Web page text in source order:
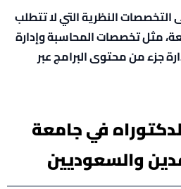
النظرية التي لا تتطلب
مثل تخصصات المحاسبة وإدارة
جزء من محتوى البرامج عبر
في جامعة
والسعوديين